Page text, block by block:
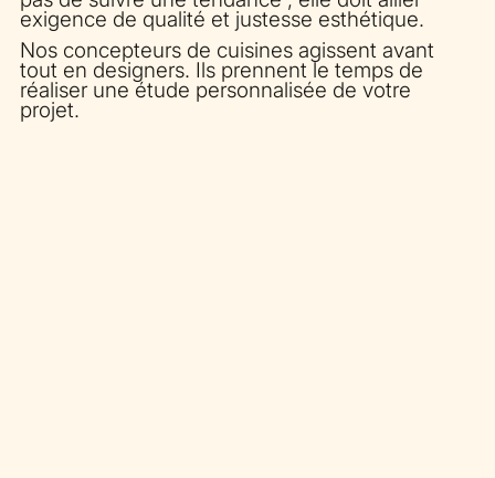
exigence de qualité et justesse esthétique.
Nos concepteurs de cuisines agissent avant
tout en designers. Ils prennent le temps de
réaliser une étude personnalisée de votre
projet.